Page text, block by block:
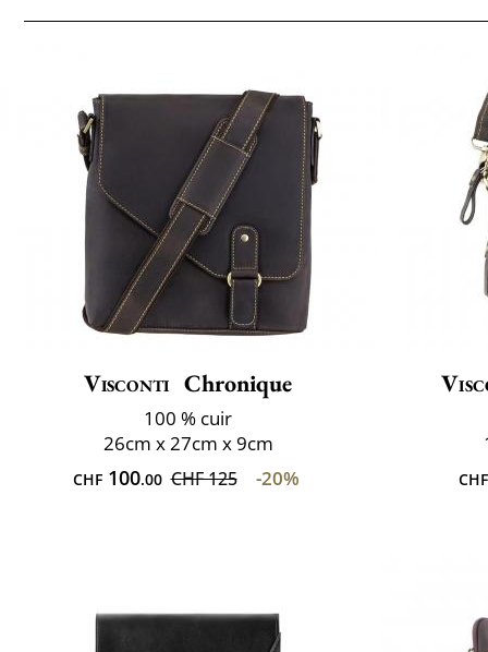
Visconti Chronique
100 % cuir
26cm x 27cm x 9cm
CHF100.00 CHF 125 -20% CHF